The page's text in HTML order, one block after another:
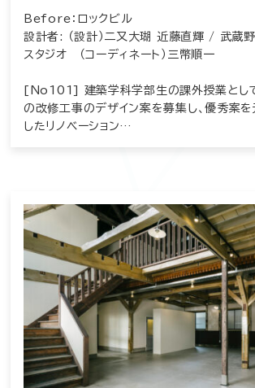
Before：ロックビル
設計者: （設計）二又大瑚 近藤直輝 / 武蔵
スタジオ （コーディネート）三幣順一
[No101] 建築学科学部生の課外授業とし
の改修工事のデザイン案を募集し、優秀案
したリノベーション…